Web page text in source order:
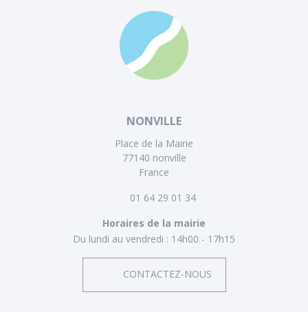
NONVILLE
Place de la Mairie
77140 nonville
France
01 64 29 01 34
Horaires de la mairie
Du lundi au vendredi : 14h00 - 17h15
CONTACTEZ-NOUS